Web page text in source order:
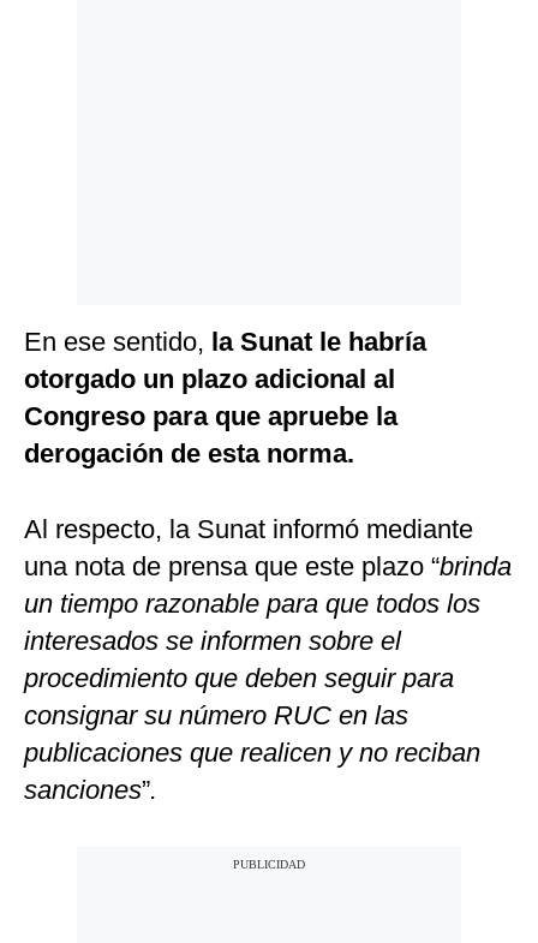
En ese sentido, la Sunat le habría
otorgado un plazo adicional al
Congreso para que apruebe la
derogación de esta norma.
Al respecto, la Sunat informó mediante
una nota de prensa que este plazo “brinda
un tiempo razonable para que todos los
interesados se informen sobre el
procedimiento que deben seguir para
consignar su número RUC en las
publicaciones que realicen y no reciban
sanciones”.